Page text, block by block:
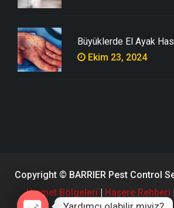
Büyüklerde El Ayak
Ekim 23, 2024
Copyright © BARRIER Pest Control
Hizmet Bölgeleri | Haşere Rehberi |